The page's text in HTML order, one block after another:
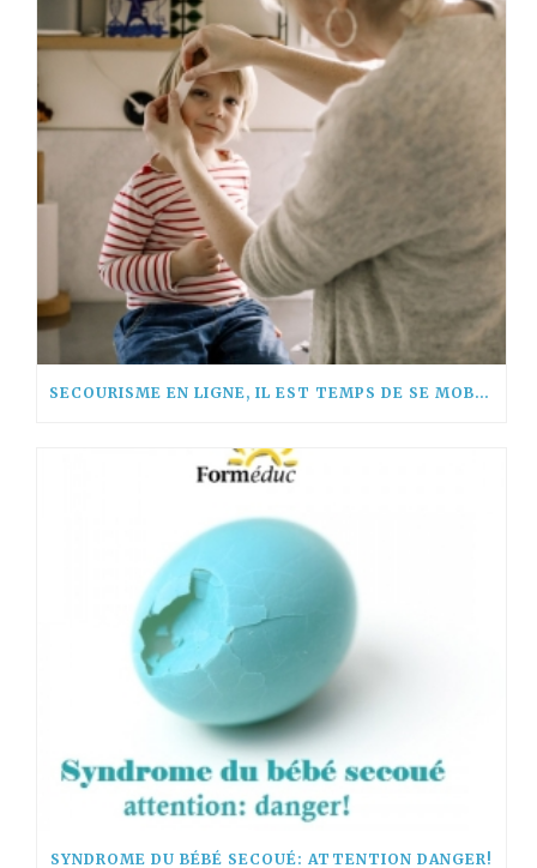
SECOURISME EN LIGNE, IL EST TEMPS DE SE MOBILISER !
SYNDROME DU BÉBÉ SECOUÉ: ATTENTION DANGER!